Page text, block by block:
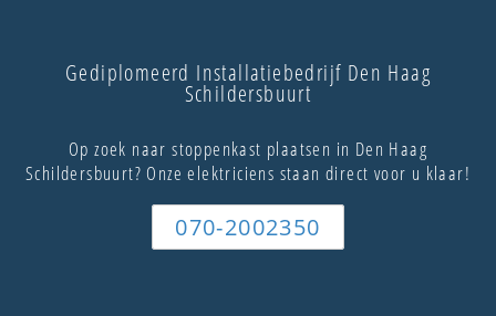
Gediplomeerd Installatiebedrijf Den Haag
Schildersbuurt
Op zoek naar stoppenkast plaatsen in Den Haag
Schildersbuurt? Onze elektriciens staan direct voor u klaar!
070-2002350